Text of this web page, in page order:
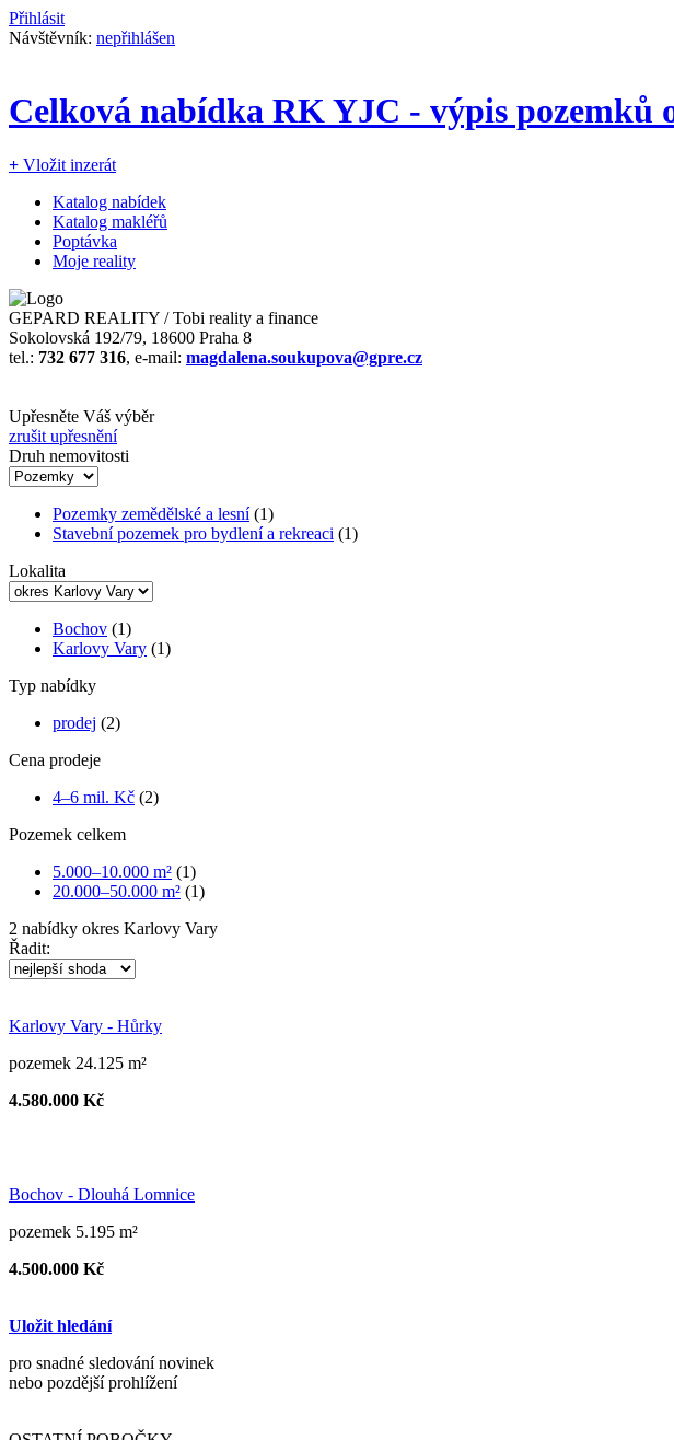
Přihlásit
Návštěvník: nepřihlášen
Celková nabídka RK YJC - výpis pozemků
+ Vložit inzerát
Katalog nabídek
Katalog makléřů
Poptávka
Moje reality
GEPARD REALITY / Tobi reality a finance
Sokolovská 192/79, 18600 Praha 8
tel.: 732 677 316, e-mail: magdalena.soukupova@gpre.cz
Upřesněte Váš výběr
zrušit upřesnění
Druh nemovitosti
Pozemky zemědělské a lesní(1)
Stavební pozemek pro bydlení a rekreaci (1)
Lokalita
Bochov (1)
Karlovy Vary (1)
Typ nabídky
prodej (2)
Cena prodeje
4–6 mil. Kč (2)
Pozemek celkem
5.000–10.000 m² (1)
20.000–50.000 m² (1)
2 nabídky okres Karlovy Vary
Řadit:
Karlovy Vary - Hůrky
pozemek 24.125 m²
4.580.000 Kč
Bochov - Dlouhá Lomnice
pozemek 5.195 m²
4.500.000 Kč
Uložit hledání
pro snadné sledování novinek
nebo pozdější prohlížení